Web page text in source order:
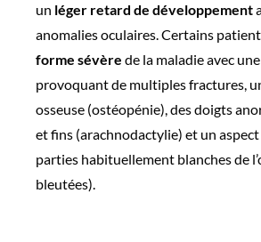
un léger retard de développement
anomalies oculaires. Certains
forme sévère de la maladie avec
provoquant de multiples fractures,
osseuse (ostéopénie), des doigts
et fins (arachnodactylie) et un
parties habituellement blanches de
bleutées).